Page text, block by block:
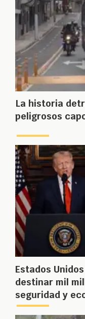
La historia
peligrosos
Estados
destinar mil
seguridad y